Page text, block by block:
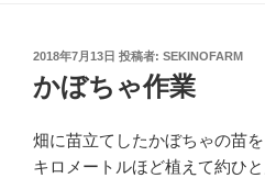
投
稿
日:
2018年7月13日 投稿者: SEKINOFARM
かぼちゃ作業
畑に苗立てしたかぼちゃの苗
キロメートルほど植えて約ひと